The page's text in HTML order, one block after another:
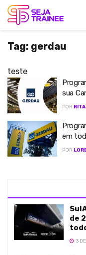
Tag: gerdau
teste
sua
POR
em
POR
de
3